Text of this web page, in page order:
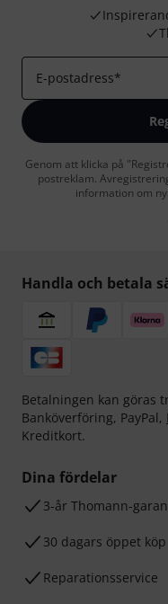
E-postadress*
Genom att klicka på
postreklam.
information om
Handla och betala
Betalningen kan göras
Banköverföring, PayPal,
Kreditkort.
Dina fördelar
3-år Thomann-
30 dagars öppet köp
Reparationsservice